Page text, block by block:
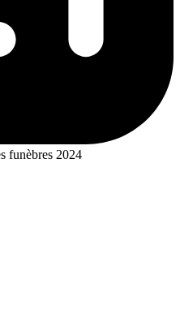
funèbres 2024